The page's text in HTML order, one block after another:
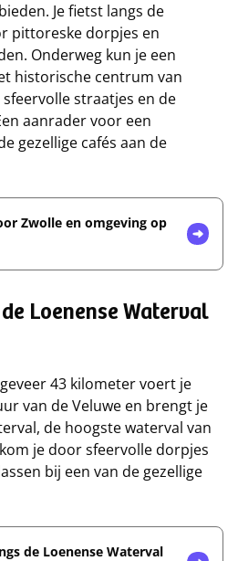
Je fietst langs de
pittoreske dorpjes en
Onderweg kun je een
historische centrum van
straatjes en de
aanrader voor een
gezellige cafés aan de
Zwolle en omgeving op
Loenense Waterval
43 kilometer voert je
van de Veluwe en brengt je
de hoogste waterval van
je door sfeervolle dorpjes
bij een van de gezellige
de Loenense Waterval